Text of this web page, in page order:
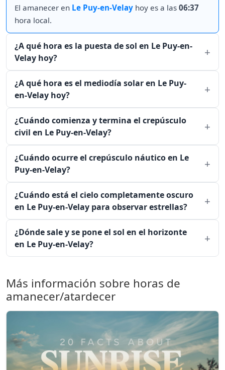
El amanecer en Le Puy-en-Velay hoy es a las 06:37
hora local.
¿A qué hora es la puesta de sol en Le Puy-en-
Velay hoy?
¿A qué hora es el mediodía solar en Le Puy-
en-Velay hoy?
¿Cuándo comienza y termina el crepúsculo
civil en Le Puy-en-Velay?
¿Cuándo ocurre el crepúsculo náutico en Le
Puy-en-Velay?
¿Cuándo está el cielo completamente oscuro
en Le Puy-en-Velay para observar estrellas?
¿Dónde sale y se pone el sol en el horizonte
en Le Puy-en-Velay?
Más información sobre horas de
amanecer/atardecer